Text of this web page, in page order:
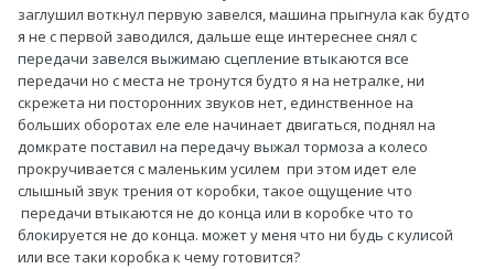
заглушил воткнул первую завелся, машина прыгнула как будто
я не с первой заводился, дальше еще интереснее снял с
передачи завелся выжимаю сцепление втыкаются все
передачи но с места не тронутся будто я на нетралке, ни
скрежета ни посторонних звуков нет, единственное на
больших оборотах еле еле начинает двигаться, поднял на
домкрате поставил на передачу выжал тормоза а колесо
прокручивается с маленьким усилем при этом идет еле
слышный звук трения от коробки, такое ощущение что
передачи втыкаются не до конца или в коробке что то
блокируется не до конца. может у меня что ни будь с кулисой
или все таки коробка к чему готовится?